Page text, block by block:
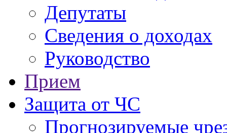
Депутаты
Сведения о доходах
Руководство
Прием
Защита от ЧС
Прогнозируемые